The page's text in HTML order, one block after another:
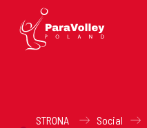
STRONA
Social